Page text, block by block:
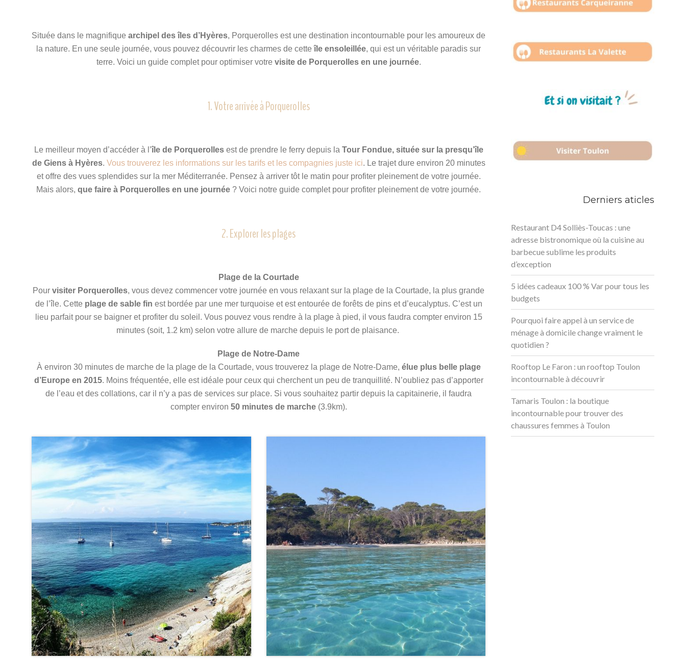
Située dans le magnifiquearchipel des îles d’Hyères, Porquerolles est une destination incontournable pour les amoureux de
la nature. En une seule journée, vous pouvez découvrir les charmes de cette île ensoleillée, qui est un véritable paradis sur
terre. Voici un guide complet pour optimiser votre visite de Porquerolles en une journée.
1. Votre arrivée à Porquerolles
Le meilleur moyen d’accéder à l’île de Porquerollesest de prendre le ferry depuis la Tour Fondue, située sur la presqu’île
de Giens à Hyères. Vous trouverez les informations sur les tarifs et les compagnies juste ici. Le trajet dure environ 20 minutes
et offre des vues splendides sur la mer Méditerranée. Pensez à arriver tôt le matin pour profiter pleinement de votre journée.
Mais alors,que faire à Porquerolles en une journée ? Voici notre guide complet pour profiter pleinement de votre journée.
2. Explorer les plages
Plage de la Courtade
Pourvisiter Porquerolles, vous devez commencer votre journée en vous relaxant sur la plage de la Courtade, la plus grande
de l’île. Cette plage de sable fin est bordée par une mer turquoise et est entourée de forêts de pins et d’eucalyptus. C’est un
lieu parfait pour se baigner et profiter du soleil. Vous pouvez vous rendre à la plage à pied, il vous faudra compter environ 15
minutes (soit, 1.2 km) selon votre allure de marche depuis le port de plaisance.
Plage de Notre-Dame
À environ 30 minutes de marche de la plage de la Courtade, vous trouverez la plage de Notre-Dame, élue plus belle plage
d’Europe en 2015. Moins fréquentée, elle est idéale pour ceux qui cherchent un peu de tranquillité. N’oubliez pas d’apporter
de l’eau et des collations, car il n’y a pas de services sur place. Si vous souhaitez partir depuis la capitainerie, il faudra
compter environ 50 minutes de marche(3.9km).
Derniers aticles
Restaurant D4 Solliès-Toucas : une
adresse bistronomique où la cuisine au
barbecue sublime les produits
d’exception
5 idées cadeaux 100 % Var pour tous les
budgets
Pourquoi faire appel à un service de
ménage à domicile change vraiment le
quotidien ?
Rooftop Le Faron : un rooftop Toulon
incontournable à découvrir
Tamaris Toulon : la boutique
incontournable pour trouver des
chaussures femmes à Toulon